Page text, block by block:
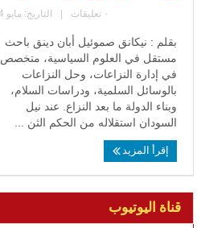
التاريخ: مايو 14, 2025 | ٠ تعليقات
بقلم : نيكانق صموئيل أبان دينق باحث
مستقل في العلوم السياسية، متخصص
في إدارة النزاعات، وحل النزاعات
بالوسائل السلمية، ودراسات السلام،
وبناء الدولة ما بعد النزاع. عند نيل
السودان استقلاله من الحكم الثن ...
إقرأ المزيد
قناة اليوتيوب